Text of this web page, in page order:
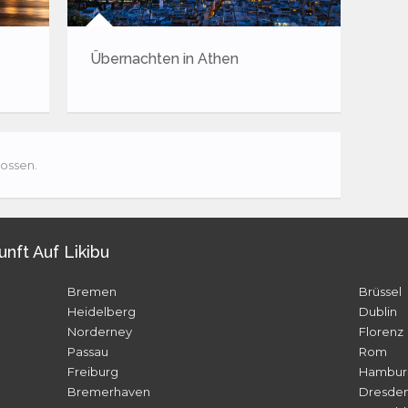
Nicht nur Mozart – Insider- und
Auf Likibu
Bremen
Heidelberg
Norderney
Passau
Freiburg
Bremerhaven
Brüssel
Dublin
Florenz
Rom